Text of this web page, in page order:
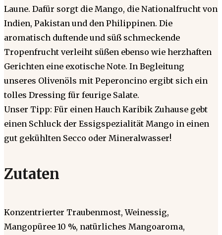
Laune. Dafür sorgt die Mango, die Nationalfrucht von
Indien, Pakistan und den Philippinen. Die
aromatisch duftende und süß schmeckende
Tropenfrucht verleiht süßen ebenso wie herzhaften
Gerichten eine exotische Note. In Begleitung
unseres Olivenöls mit Peperoncino ergibt sich ein
tolles Dressing für feurige Salate.
Unser Tipp: Für einen Hauch Karibik Zuhause gebt
einen Schluck der Essigspezialität Mango in einen
gut gekühlten Secco oder Mineralwasser!
Zutaten
Konzentrierter Traubenmost, Weinessig,
Mangopüree 10 %, natürliches Mangoaroma,